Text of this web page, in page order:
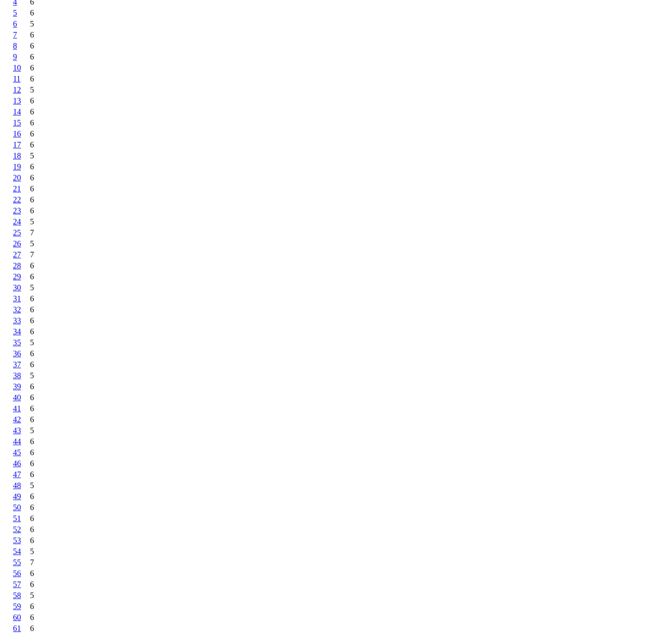
5
6
6
5
7
6
8
6
9
6
10
6
11
6
12
5
13
6
14
6
15
6
16
6
17
6
18
5
19
6
20
6
21
6
22
6
23
6
24
5
25
7
26
5
27
7
28
6
29
6
30
5
31
6
32
6
33
6
34
6
35
5
36
6
37
6
38
5
39
6
40
6
41
6
42
6
43
5
44
6
45
6
46
6
47
6
48
5
49
6
50
6
51
6
52
6
53
6
54
5
55
7
56
6
57
6
58
5
59
6
60
6
61
6